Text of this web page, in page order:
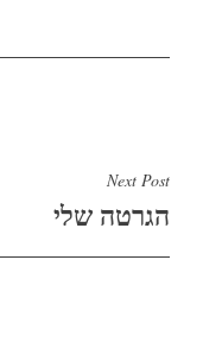
Next Post
הגרטה שלי